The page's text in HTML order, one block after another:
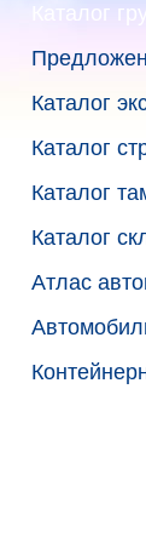
Каталог
Каталог
Каталог
Каталог
Каталог
Атлас